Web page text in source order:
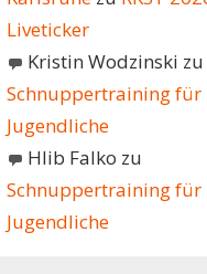
Liveticker
Kristin Wodzinski zu
Schnuppertraining für
Jugendliche
Hlib Falko zu
Schnuppertraining für
Jugendliche